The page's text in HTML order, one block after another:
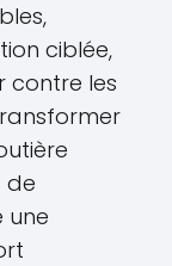
ciblée,
contre les
de
une